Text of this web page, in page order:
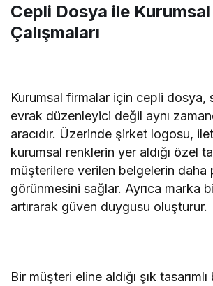
Cepli Dosya ile
Çalışmaları
Kurumsal firmalar için cepli dosya,
evrak düzenleyici değil aynı
aracıdır. Üzerinde şirket logosu,
kurumsal renklerin yer aldığı özel
müşterilere verilen belgelerin daha
görünmesini sağlar. Ayrıca marka
artırarak güven duygusu oluşturur.
Bir müşteri eline aldığı şık